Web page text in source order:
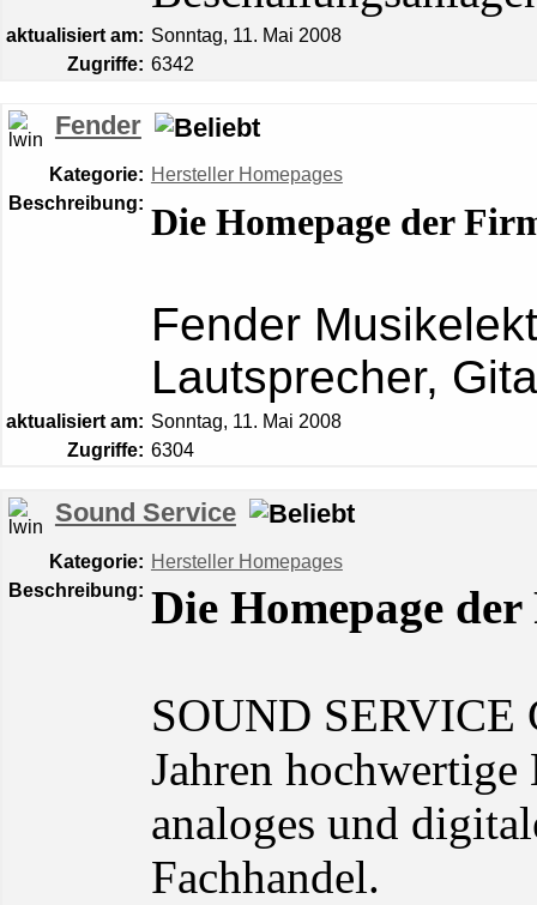
aktualisiert am: Sonntag, 11. Mai 2008
Zugriffe: 6342
Fender
Kategorie: Hersteller Homepages
Beschreibung: Die Homepage der
Fender
Lautsprecher,
aktualisiert am: Sonntag, 11. Mai 2008
Zugriffe: 6304
Sound Service
Kategorie: Hersteller Homepages
Beschreibung: Die Homepage
SOUND SERVICE
Jahren
analoges und
Fachhandel.